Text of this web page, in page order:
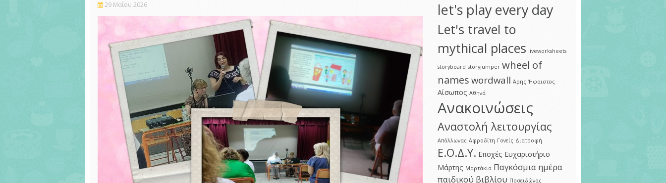
29 Μαΐου 2026 let's play every day
Let's travel to
mythical places liveworksheets
storyboard storyjumper wheel of
names wordwall Άρης Ήφαιστος
Αίσωπος Αθηνά
Ανακοινώσεις
Αναστολή λειτουργίας
Απόλλωνας Αφροδίτη Γονείς Διατροφή
Ε.Ο.Δ.Υ. Εποχές Ευχαριστήριο
Μάρτης Μαρτάκια Παγκόσμια ημέρα
παιδικού βιβλίου Ποσειδώνας